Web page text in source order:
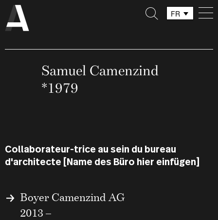
FR
Samuel Camenzind
*1979
Collaborateur-trice au sein du bureau
d'architecte [Name des Büro hier einfügen]
Boyer Camenzind AG
2013 –